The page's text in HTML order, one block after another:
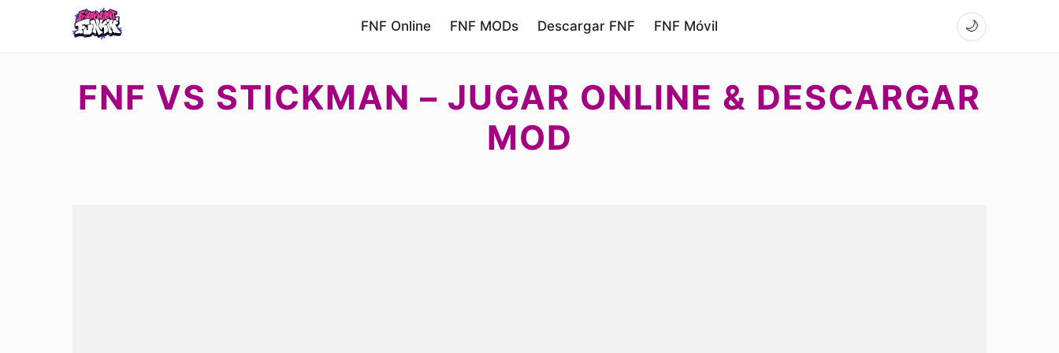
FNF Online FNF MODs Descargar FNF FNF Móvil 🌙
FNF VS STICKMAN – JUGAR ONLINE & DESCARGAR
MOD